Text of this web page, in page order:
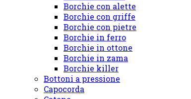
Borchie con alette
Borchie con griffe
Borchie con pietre
Borchie in ferro
Borchie in ottone
Borchie in zama
Borchie killer
Bottoni a pressione
Capocorda